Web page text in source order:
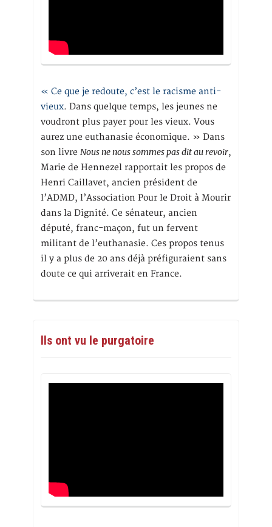
« Ce que je redoute, c’est le racisme anti-
vieux. Dans quelque temps, les jeunes ne
voudront plus payer pour les vieux. Vous
aurez une euthanasie économique. » Dans
son livre Nous ne nous sommes pas dit au revoir,
Marie de Hennezel rapportait les propos de
Henri Caillavet, ancien président de
l’ADMD, l’Association Pour le Droit à Mourir
dans la Dignité. Ce sénateur, ancien
député, franc-maçon, fut un fervent
militant de l’euthanasie. Ces propos tenus
il y a plus de 20 ans déjà préfiguraient sans
doute ce qui arriverait en France.
Ils ont vu le purgatoire